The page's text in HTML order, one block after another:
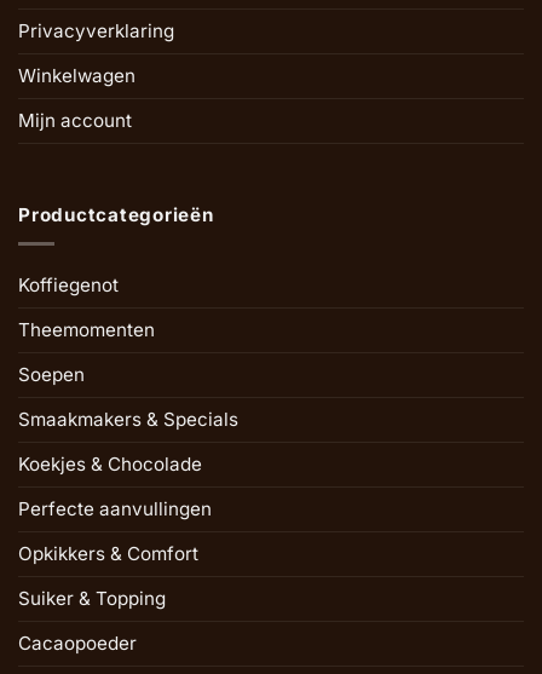
Privacyverklaring
Winkelwagen
Mijn account
Productcategorieën
Koffiegenot
Theemomenten
Soepen
Smaakmakers & Specials
Koekjes & Chocolade
Perfecte aanvullingen
Opkikkers & Comfort
Suiker & Topping
Cacaopoeder